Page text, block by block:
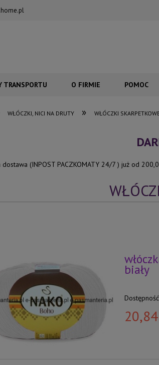
TRANSPORTU O FIRMIE POMOC
WŁÓCZKI, NICI NA DRUTY » WŁÓCZKI
dostawa (INPOST PACZKOMATY 24/7 ) już od
biały
20,84